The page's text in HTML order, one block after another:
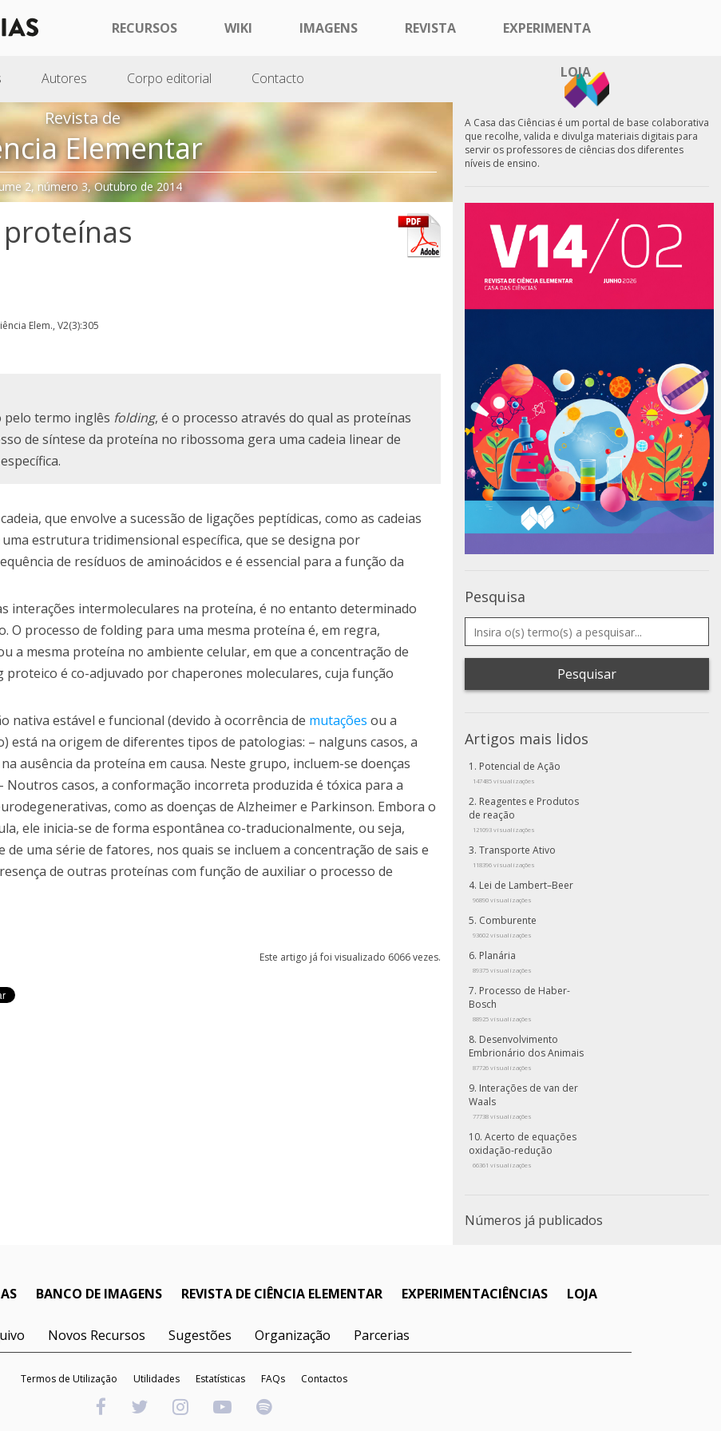
RECURSOS WIKI IMAGENS REVISTA EXPERIMENTA
LOJA
Autores Corpo editorial Contacto
Revista de
Elementar
2, número 3, Outubro de 2014
Elem., V2(3):305
pelo termo inglês folding, é o processo através do qual as proteínas
de síntese da proteína no ribossoma gera uma cadeia linear de
que envolve a sucessão de ligações peptídicas, como as cadeias
estrutura tridimensional específica, que se designa por
de resíduos de aminoácidos e é essencial para a função da
interações intermoleculares na proteína, é no entanto determinado
O processo de folding para uma mesma proteína é, em regra,
a mesma proteína no ambiente celular, em que a concentração de
é co-adjuvado por chaperones moleculares, cuja função
nativa estável e funcional (devido à ocorrência de mutações ou a
na origem de diferentes tipos de patologias: – nalguns casos, a
ausência da proteína em causa. Neste grupo, incluem-se doenças
casos, a conformação incorreta produzida é tóxica para a
como as doenças de Alzheimer e Parkinson. Embora o
ele inicia-se de forma espontânea co-traducionalmente, ou seja,
uma série de fatores, nos quais se incluem a concentração de sais e
de outras proteínas com função de auxiliar o processo de
Este artigo já foi visualizado 6066 vezes.
A Casa das Ciências é um portal de base colaborativa
que recolhe, valida e divulga materiais digitais para
servir os professores de ciências dos diferentes
níveis de ensino.
Pesquisa
Pesquisar
Artigos mais lidos
Potencial de Ação
147485 visualizações
Reagentes e Produtos
de reação
121093 visualizações
Transporte Ativo
118396 visualizações
Lei de Lambert–Beer
96890 visualizações
Comburente
93602 visualizações
Planária
89375 visualizações
Processo de Haber-
Bosch
88925 visualizações
Desenvolvimento
Embrionário dos Animais
87726 visualizações
Interações de van der
Waals
77738 visualizações
Acerto de equações
oxidação-redução
66361 visualizações
Números já publicados
BANCO DE IMAGENS REVISTA DE CIÊNCIA ELEMENTAR EXPERIMENTACIÊNCIAS LOJA
Novos Recursos Sugestões Organização Parcerias
Termos de Utilização Utilidades Estatísticas FAQs Contactos